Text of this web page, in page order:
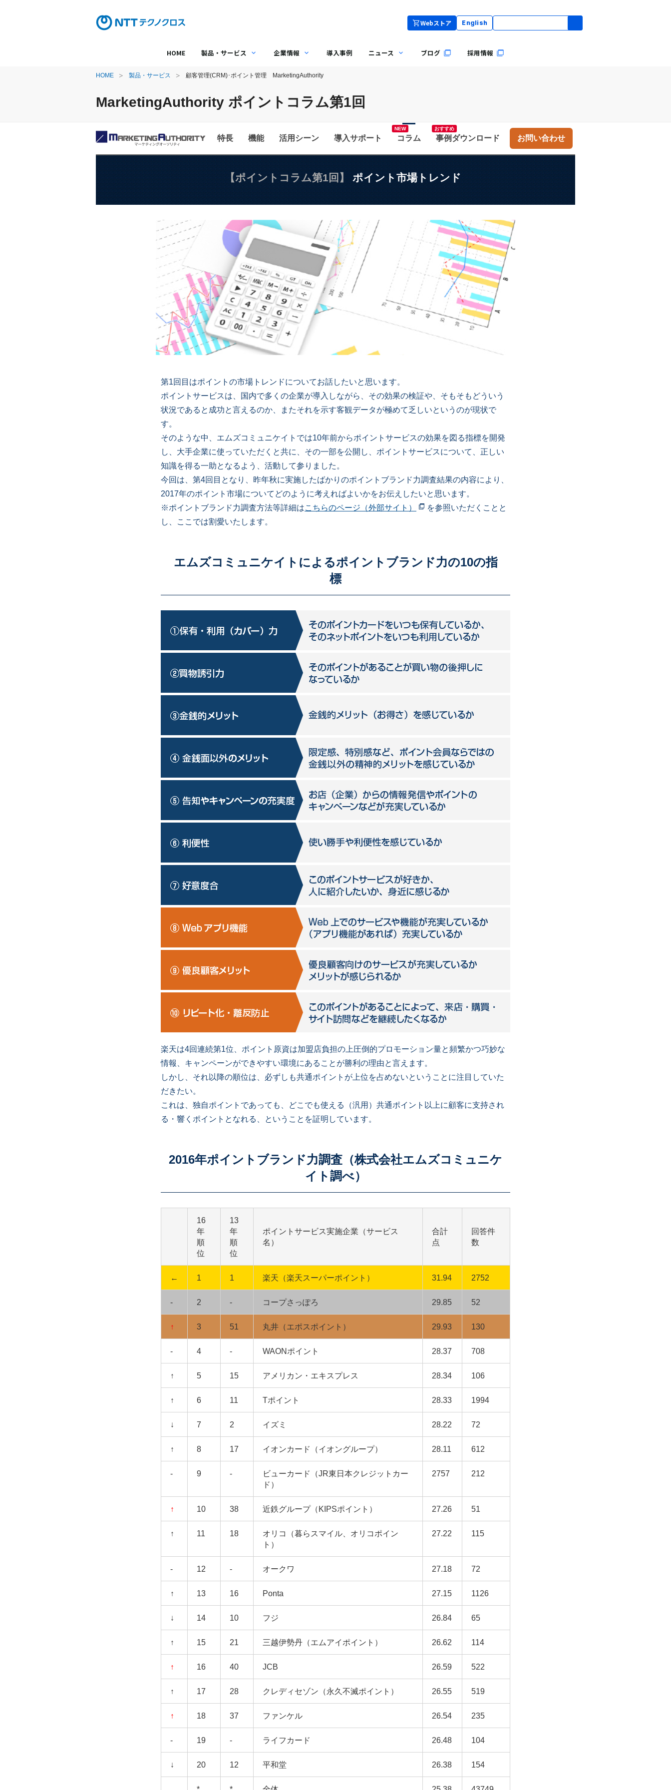
Webストア English
HOME 製品・サービス 企業情報 導入事例 ニュース ブログ 採用情報
HOME 製品・サービス 顧客管理(CRM)･ポイント管理 MarketingAuthority
MarketingAuthority ポイントコラム第1回
特長 機能 活用シーン コラム
おすすめ
お問い合わせ
【ポイントコラム第1回】 ポイント市場トレンド
第1回目はポイントの市場トレンドについてお話したいと思います。
ポイントサービスは、国内で多くの企業が導入しながら、その効果の検証や、そもそもどういう
状況であると成功と言えるのか、またそれを示す客観データが極めて乏しいというのが現状で
す。
そのような中、エムズコミュニケイトでは10年前からポイントサービスの効果を図る指標を開発
し、大手企業に使っていただくと共に、その一部を公開し、ポイントサービスについて、正しい
知識を得る一助となるよう、活動して参りました。
今回は、第4回目となり、昨年秋に実施したばかりのポイントブランド力調査結果の内容により、
2017年のポイント市場についてどのように考えればよいかをお伝えしたいと思います。
※ポイントブランド力調査方法等詳細はこちらのページ（外部サイト）
を参照いただくことと
し、ここでは割愛いたします。
エムズコミュニケイトによるポイントブランド力の10の指
標
楽天は4回連続第1位、ポイント原資は加盟店負担の上圧倒的プロモーション量と頻繁かつ巧妙な
情報、キャンペーンができやすい環境にあることが勝利の理由と言えます。
しかし、それ以降の順位は、必ずしも共通ポイントが上位を占めないということに注目していた
だきたい。
これは、独自ポイントであっても、どこでも使える（汎用）共通ポイント以上に顧客に支持され
る・響くポイントとなれる、ということを証明しています。
2016年ポイントブランド力調査（株式会社エムズコミュニケ
イト調べ）
16
年
順
位
13
年
順
位
ポイントサービス実施企業（サービス
名）
合計
点
回答件
数
← 1 1 楽天（楽天スーパーポイント） 31.94 2752
- 2 - コープさっぽろ 29.85 52
↑ 3 51 丸井（エポスポイント） 29.93 130
- 4 - WAONポイント 28.37 708
↑ 5 15 アメリカン・エキスプレス 28.34 106
↑ 6 11 Tポイント 28.33 1994
↓ 7 2 イズミ 28.22 72
↑ 8 17 イオンカード（イオングループ） 28.11 612
- 9 -
ビューカード（JR東日本クレジットカー
ド）
2757 212
↑ 10 38 近鉄グループ（KIPSポイント） 27.26 51
↑ 11 18
オリコ（暮らスマイル、オリコポイン
ト）
27.22 115
- 12 - オークワ 27.18 72
↑ 13 16 Ponta 27.15 1126
↓ 14 10 フジ 26.84 65
↑ 15 21 三越伊勢丹（エムアイポイント） 26.62 114
↑ 16 40 JCB 26.59 522
↑ 17 28 クレディセゾン（永久不滅ポイント） 26.55 519
↑ 18 37 ファンケル 26.54 235
- 19 - ライフカード 26.48 104
↓ 20 12 平和堂 26.38 154